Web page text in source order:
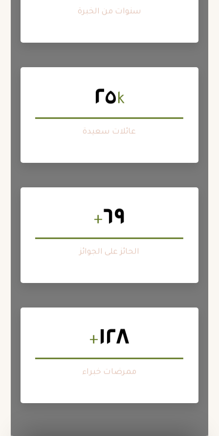
سنوات من الخبرة
هذا غير معقول!
٢٥k
عائلات سعيدة
هذا غير معقول!
تم نقل أكثر من ٤٢٨٠ منزلًا إلى وجهة أخرى لوريم ايبسوم
٦٩+
الحائز على الجوائز
هذا غير معقول!
تم نقل أكثر من ٤٢٨٠ منزلًا إلى وجهة أخرى لوريم ايبسوم
١٢٨+
ممرضات خبراء
هذا غير معقول!
تم نقل أكثر من ٤٢٨٠ منزلًا إلى وجهة أخرى لوريم ايبسوم